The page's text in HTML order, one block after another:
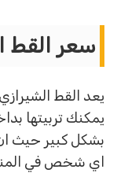
سعر القط
يعد القط الشيرازي
يمكنك تربيتها
بشكل كبير حيث ان
اي شخص في المنزل